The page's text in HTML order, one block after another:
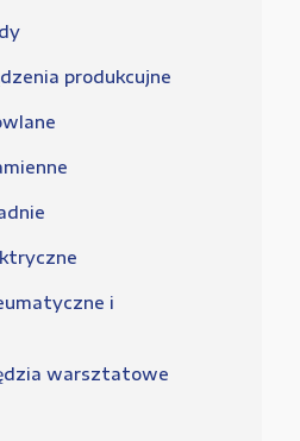
produkcujne
i
warsztatowe